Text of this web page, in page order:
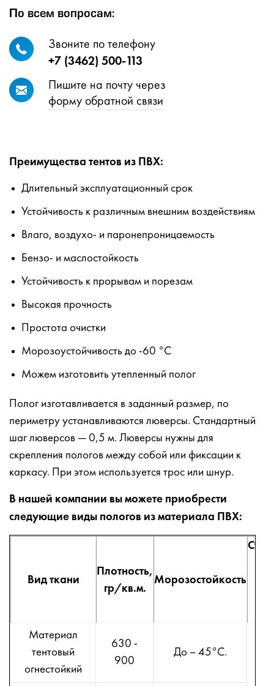
По всем вопросам:
Звоните по телефону
+7 (3462) 500-113
Пишите на почту через
форму обратной связи
Преимущества тентов из ПВХ:
Длительный эксплуатационный срок
Устойчивость к различным внешним воздействиям
Влаго, воздухо- и паронепроницаемость
Бензо- и маслостойкость
Устойчивость к прорывам и порезам
Высокая прочность
Простота очистки
Морозоустойчивость до -60 °С
Можем изготовить утепленный полог
Полог изготавливается в заданный размер, по
периметру устанавливаются люверсы. Стандартный
шаг люверсов — 0,5 м. Люверсы нужны для
скрепления пологов между собой или фиксации к
каркасу. При этом используется трос или шнур.
В нашей компании вы можете приобрести
следующие виды пологов из материала ПВХ:
Вид ткани
Плотность,
гр/кв.м.
Морозостойкость
Материал
тентовый
огнестойкий
630 -
900
До – 45°С.